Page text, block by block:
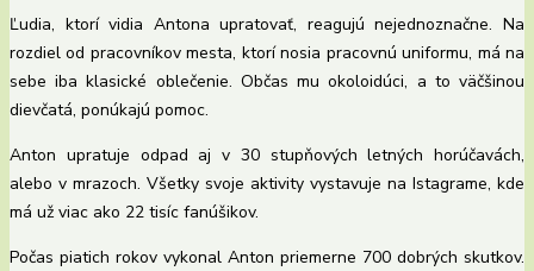
Ľudia, ktorí vidia Antona upratovať, reagujú nejednoznačne. Na
rozdiel od pracovníkov mesta, ktorí nosia pracovnú uniformu, má na
sebe iba klasické oblečenie. Občas mu okoloidúci, a to väčšinou
dievčatá, ponúkajú pomoc.
Anton upratuje odpad aj v 30 stupňových letných horúčavách,
alebo v mrazoch. Všetky svoje aktivity vystavuje na Istagrame, kde
má už viac ako 22 tisíc fanúšikov.
Počas piatich rokov vykonal Anton priemerne 700 dobrých skutkov.